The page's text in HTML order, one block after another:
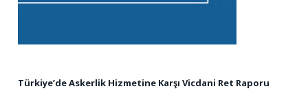
Türkiye’de Askerlik Hizmetine Karşı Vicdani Ret Raporu